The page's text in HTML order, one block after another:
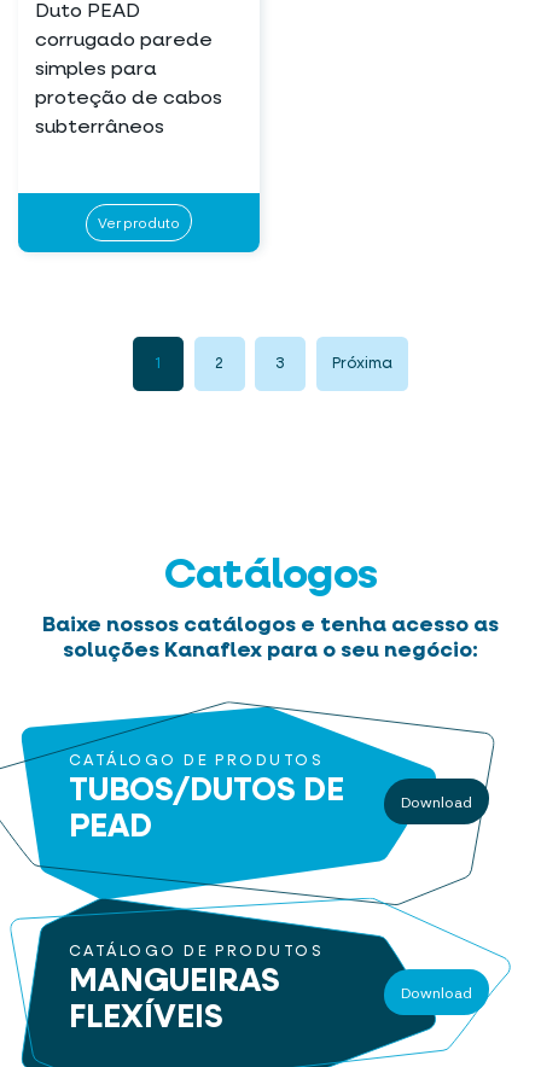
Duto PEAD
corrugado parede
simples para
proteção de cabos
subterrâneos
Ver produto
1 2 3 Próxima
Catálogos
Baixe nossos catálogos e tenha acesso as
soluções Kanaflex para o seu negócio:
CATÁLOGO DE PRODUTOS
TUBOS/DUTOS DE
PEAD
Download
CATÁLOGO DE PRODUTOS
MANGUEIRAS
FLEXÍVEIS
Download